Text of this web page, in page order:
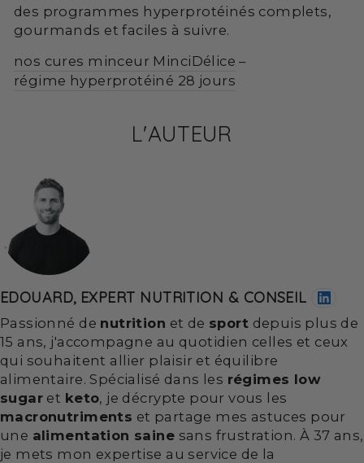
des programmes hyperprotéinés complets,
gourmands et faciles à suivre.
nos cures minceur MinciDélice –
régime hyperprotéiné 28 jours
L'AUTEUR
EDOUARD, EXPERT NUTRITION & CONSEIL
Passionné de nutrition et de sport depuis plus de
15 ans, j'accompagne au quotidien celles et ceux
qui souhaitent allier plaisir et équilibre
alimentaire. Spécialisé dans les régimes low
sugar et keto, je décrypte pour vous les
macronutriments et partage mes astuces pour
une alimentation saine sans frustration. À 37 ans,
je mets mon expertise au service de la